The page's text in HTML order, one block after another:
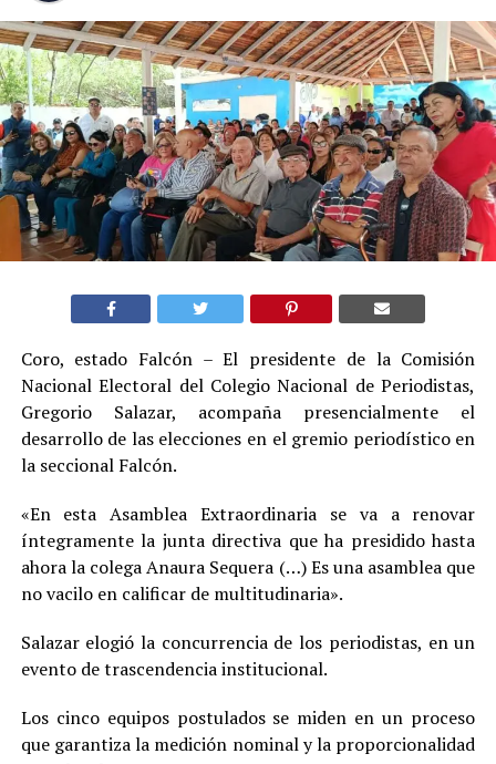
Coro, estado Falcón – El presidente de la Comisión
Nacional Electoral del Colegio Nacional de Periodistas,
Gregorio Salazar, acompaña presencialmente el
desarrollo de las elecciones en el gremio periodístico en
la seccional Falcón.
«En esta Asamblea Extraordinaria se va a renovar
íntegramente la junta directiva que ha presidido hasta
ahora la colega Anaura Sequera (…) Es una asamblea que
no vacilo en calificar de multitudinaria».
Salazar elogió la concurrencia de los periodistas, en un
evento de trascendencia institucional.
Los cinco equipos postulados se miden en un proceso
que garantiza la medición nominal y la proporcionalidad